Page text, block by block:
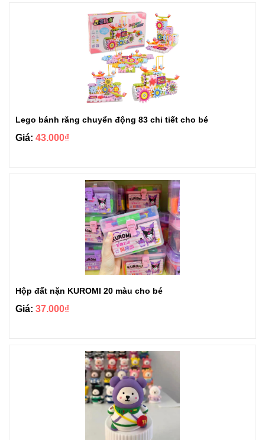
Lego bánh răng chuyển động 83 chi tiết cho bé
Giá: 43.000₫
Hộp đất nặn KUROMI 20 màu cho bé
Giá: 37.000₫